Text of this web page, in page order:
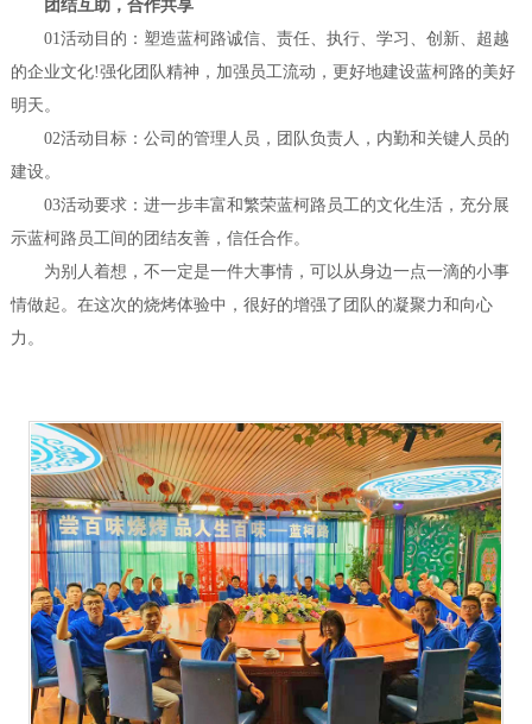
团结互助，合作共享
01活动目的：塑造蓝柯路诚信、责任、执行、学习、创新、超越
的企业文化!强化团队精神，加强员工流动，更好地建设蓝柯路的美好
明天。
02活动目标：公司的管理人员，团队负责人，内勤和关键人员的
建设。
03活动要求：进一步丰富和繁荣蓝柯路员工的文化生活，充分展
示蓝柯路员工间的团结友善，信任合作。
为别人着想，不一定是一件大事情，可以从身边一点一滴的小事
情做起。在这次的烧烤体验中，很好的增强了团队的凝聚力和向心
力。